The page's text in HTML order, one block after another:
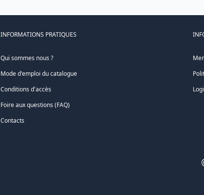
INFORMATIONS PRATIQUES
Qui sommes nous ?
Mode d'emploi du catalogue
Conditions d'accès
Foire aux questions (FAQ)
Contacts